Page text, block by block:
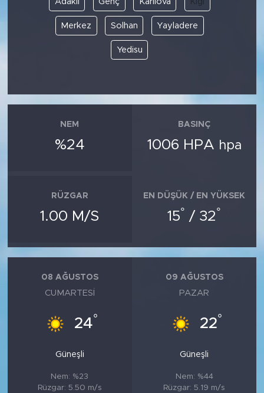
Merkez Solhan Yayladere
Yedisu
NEM
%24
BASINÇ
1006 HPA hpa
RÜZGAR
1.00 M/S
EN DÜŞÜK / EN YÜKSEK
15° / 32°
08 AĞUSTOS
CUMARTESI
24°
Güneşli
Nem: %23
Rüzgar: 5.50 m/s
09 AĞUSTOS
PAZAR
22°
Güneşli
Nem: %44
Rüzgar: 5.19 m/s